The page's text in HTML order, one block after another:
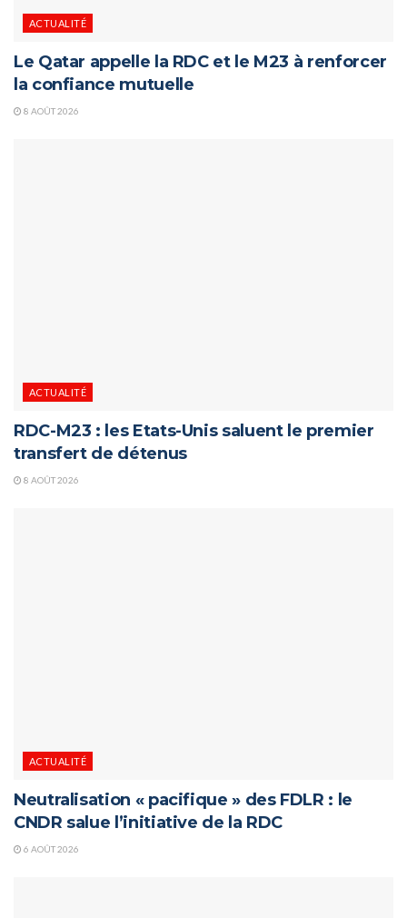
ACTUALITÉ
Le Qatar appelle la RDC et le M23 à renforcer
la confiance mutuelle
8 AOÛT 2026
ACTUALITÉ
RDC-M23 : les Etats-Unis saluent le premier
transfert de détenus
8 AOÛT 2026
ACTUALITÉ
Neutralisation « pacifique » des FDLR : le
CNDR salue l’initiative de la RDC
6 AOÛT 2026